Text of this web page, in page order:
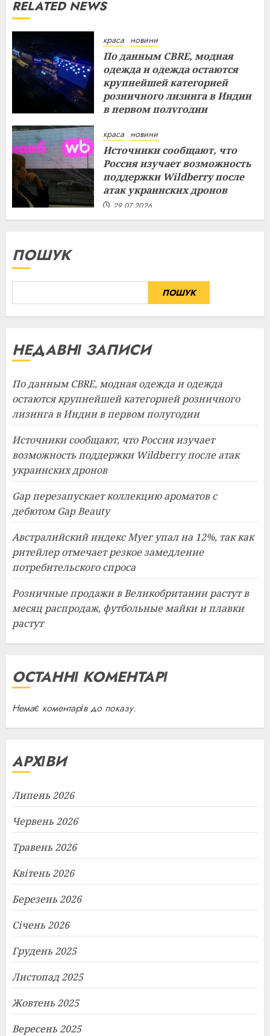
RELATED NEWS
краса новини
По данным CBRE, модная
одежда и одежда остаются
крупнейшей категорией
розничного лизинга в Индии
в первом полугодии
краса новини
Источники сообщают, что
Россия изучает возможность
поддержки Wildberry после
атак украинских дронов
29.07.2026
ПОШУК
ПОШУК
НЕДАВНІ ЗАПИСИ
По данным CBRE, модная одежда и одежда
остаются крупнейшей категорией розничного
лизинга в Индии в первом полугодии
Источники сообщают, что Россия изучает
возможность поддержки Wildberry после атак
украинских дронов
Gap перезапускает коллекцию ароматов с
дебютом Gap Beauty
Австралийский индекс Myer упал на 12%, так как
ритейлер отмечает резкое замедление
потребительского спроса
Розничные продажи в Великобритании растут в
месяц распродаж, футбольные майки и плавки
растут
ОСТАННІ КОМЕНТАРІ
Немає коментарів до показу.
АРХІВИ
Липень 2026
Червень 2026
Травень 2026
Квітень 2026
Березень 2026
Січень 2026
Грудень 2025
Листопад 2025
Жовтень 2025
Вересень 2025